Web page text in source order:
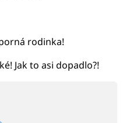
rodinka!
Jak to asi dopadlo?!